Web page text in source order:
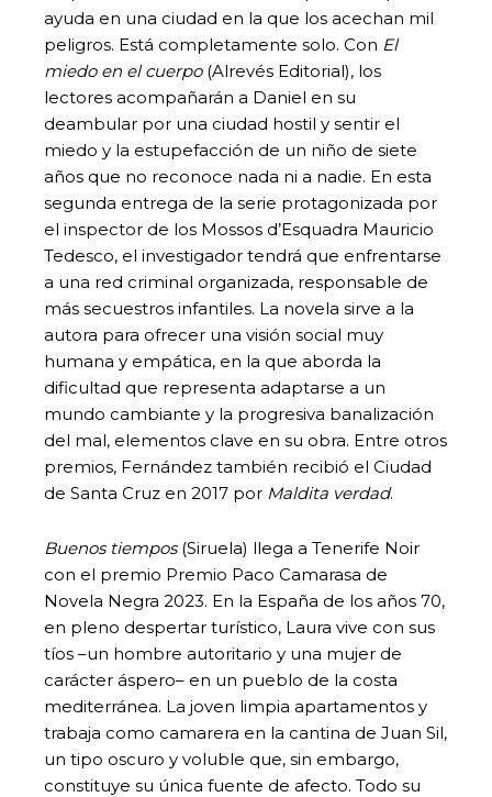
ayuda en una ciudad en la que los acechan mil
peligros. Está completamente solo. Con El
miedo en el cuerpo(Alrevés Editorial), los
lectores acompañarán a Daniel en su
deambular por una ciudad hostil y sentir el
miedo y la estupefacción de un niño de siete
años que no reconoce nada ni a nadie. En esta
segunda entrega de la serie protagonizada por
el inspector de los Mossos d’Esquadra Mauricio
Tedesco, el investigador tendrá que enfrentarse
a una red criminal organizada, responsable de
más secuestros infantiles. La novela sirve a la
autora para ofrecer una visión social muy
humana y empática, en la que aborda la
dificultad que representa adaptarse a un
mundo cambiante y la progresiva banalización
del mal, elementos clave en su obra. Entre otros
premios, Fernández también recibió el Ciudad
de Santa Cruz en 2017 por Maldita verdad.
Buenos tiempos(Siruela) llega a Tenerife Noir
con el premio Premio Paco Camarasa de
Novela Negra 2023. En la España de los años 70,
en pleno despertar turístico, Laura vive con sus
tíos –un hombre autoritario y una mujer de
carácter áspero– en un pueblo de la costa
mediterránea. La joven limpia apartamentos y
trabaja como camarera en la cantina de Juan Sil,
un tipo oscuro y voluble que, sin embargo,
constituye su única fuente de afecto. Todo su